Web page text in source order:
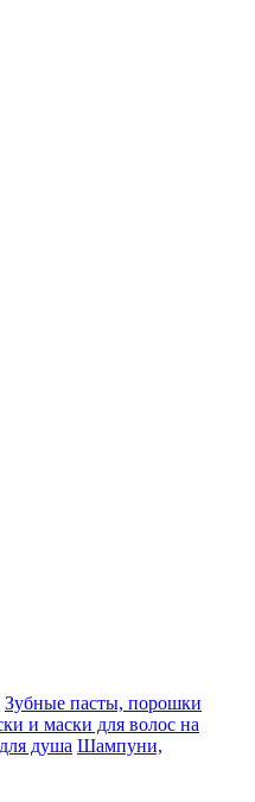
Зубные пасты, порошки
и маски для волос на
душа Шампуни,